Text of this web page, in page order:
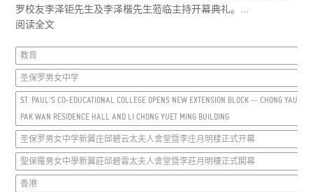
罗校友李泽钜先生及李泽楷先生蒞临主持开幕典礼。...
阅读全文
教育
圣保罗男女中学
ST. PAUL'S CO-EDUCATIONAL COLLEGE OPENS NEW EXTENSION BLOCK -- CHONG YAU
PAK WAN RESIDENCE HALL AND LI CHONG YUET MING BUILDING
圣保罗男女中学新翼庄邱碧云太夫人舍堂暨李庄月明楼正式开幕
聖保羅男女中學新翼莊邱碧雲太夫人舍堂暨李莊月明樓正式開幕
香港